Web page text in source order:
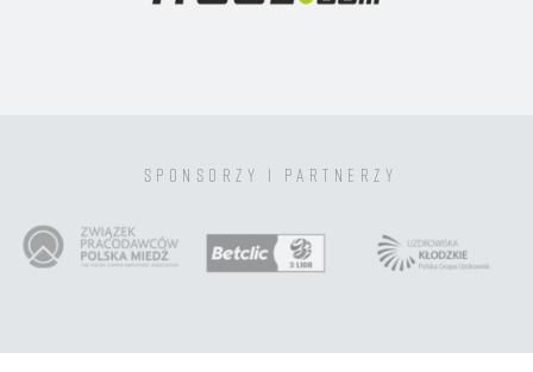
sponsorzy i partnerzy